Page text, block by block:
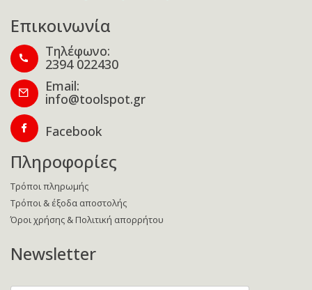
Επικοινωνία
Τηλέφωνο:
2394 022430
Email:
info@toolspot.gr
Facebook
Πληροφορίες
Τρόποι πληρωμής
Τρόποι & έξοδα αποστολής
Όροι χρήσης & Πολιτική απορρήτου
Newsletter